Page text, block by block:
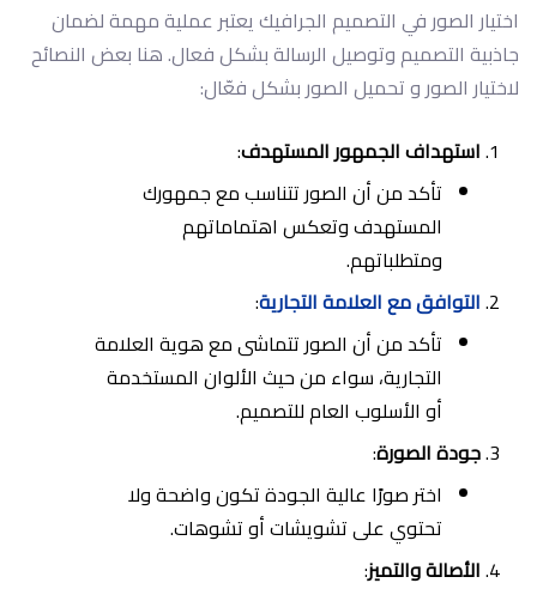
اختيار الصور في التصميم الجرافيك يعتبر عملية مهمة لضمان
جاذبية التصميم وتوصيل الرسالة بشكل فعال. هنا بعض النصائح
لاختيار الصور و تحميل الصور بشكل فعّال:
استهداف الجمهور المستهدف:
تأكد من أن الصور تتناسب مع جمهورك
المستهدف وتعكس اهتماماتهم
ومتطلباتهم.
التوافق مع العلامة التجارية:
تأكد من أن الصور تتماشى مع هوية العلامة
التجارية، سواء من حيث الألوان المستخدمة
أو الأسلوب العام للتصميم.
جودة الصورة:
اختر صورًا عالية الجودة تكون واضحة ولا
تحتوي على تشويشات أو تشوهات.
الأصالة والتميز: